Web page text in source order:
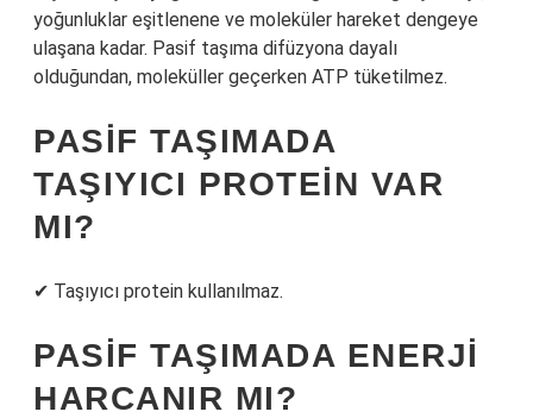
yoğunluklar eşitlenene ve moleküler hareket dengeye
ulaşana kadar. Pasif taşıma difüzyona dayalı
olduğundan, moleküller geçerken ATP tüketilmez.
PASIF TAŞIMADA
TAŞIYICI PROTEIN VAR
MI?
✔ Taşıyıcı protein kullanılmaz.
PASIF TAŞIMADA ENERJI
HARCANIR MI?